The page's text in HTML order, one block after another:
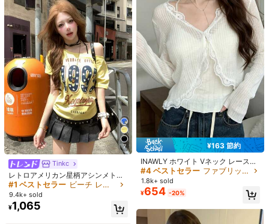
Sold by & Ships from: Qing Xiu
製品詳細
素材:
編み物生地
組成:
100% コットン
もっと見る
Qing Xiu
Local Seller
4.86 2 フォロワー
4.86
2 フォロワー
ぱ***ーが1日前にフォローしました
4.86
2 フォロワー
フォロー すべての商品
あなたにおすすめの商品
アンダーウェア＆ルームウェア ジ
7
Tinkc
レトロアメリカン星柄アシンメトリ
ーネックカジュアルセクシー半袖ト
ップス、スリミングデザイン、イン
ススタイル女性用夏黄色
#1 ベストセラー
高リピート率 売り切れ間近！
#1 ベストセラー ビーチ レディーストップス
高リピート率
#1 ベストセラー ビーチ レディーストップス
高リピート率
#1 ベストセラー
売り切れ間近！
9.4k+ sold
¥1,065
¥163 節約
INAWLY ホワイト Vネック レースト
リム UVカット カバーアップ レディ
ース 夏用 薄手 キャミソール カバー
アップ ショール
#4 ベストセラー ファブリック レディーストップス
売り切れ間近！
#4 ベストセラー ファブリック レディーストップス
売り切れ間近！
#4 ベストセラー ファブリック レディーストップス
売り切れ間近！
#4 ベストセラー ファブリック レディーストップス
1.8k+ sold
¥654 -20%